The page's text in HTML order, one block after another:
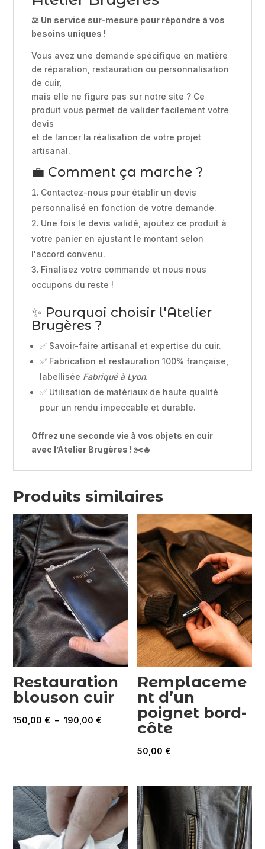
⚖️ Un service sur-mesure pour répondre à vos
besoins uniques !
Vous avez une demande spécifique en matière
de réparation, restauration ou personnalisation
de cuir,
mais elle ne figure pas sur notre site ? Ce
produit vous permet de valider facilement votre
devis
et de lancer la réalisation de votre projet
artisanal.
💼 Comment ça marche ?
Contactez-nous pour établir un devis
personnalisé en fonction de votre demande.
Une fois le devis validé, ajoutez ce produit à
votre panier en ajustant le montant selon
l'accord convenu.
Finalisez votre commande et nous nous
occupons du reste !
✨ Pourquoi choisir l'Atelier
Brugères ?
✅ Savoir-faire artisanal et expertise du cuir.
✅ Fabrication et restauration 100% française,
labellisée Fabriqué à Lyon.
✅ Utilisation de matériaux de haute qualité
pour un rendu impeccable et durable.
Offrez une seconde vie à vos objets en cuir
avec l’Atelier Brugères ! ✂️🔥
Produits similaires
Restauration
blouson cuir
150,00 € – 190,00 €
190,00 €
Remplaceme
nt d’un
poignet bord-
côte
50,00 €